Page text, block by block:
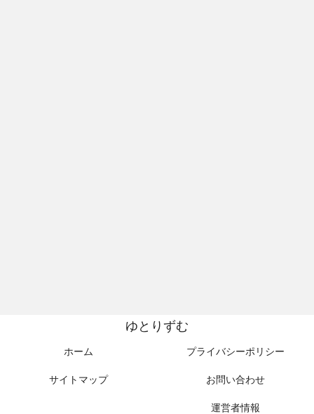
ゆとりずむ
ホーム プライバシーポリシー
サイトマップ お問い合わせ
運営者情報